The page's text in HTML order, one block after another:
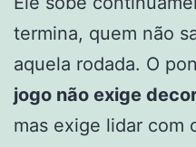
termina, quem não
aquela rodada. O
jogo não exige
mas exige lidar com